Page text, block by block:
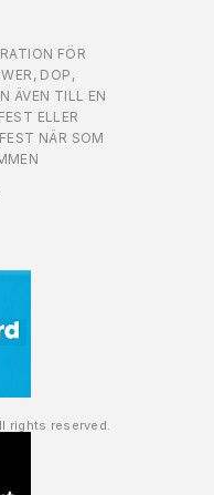
FÖR
DOP,
ÄVEN TILL EN
ELLER
NÄR SOM
rights reserved.